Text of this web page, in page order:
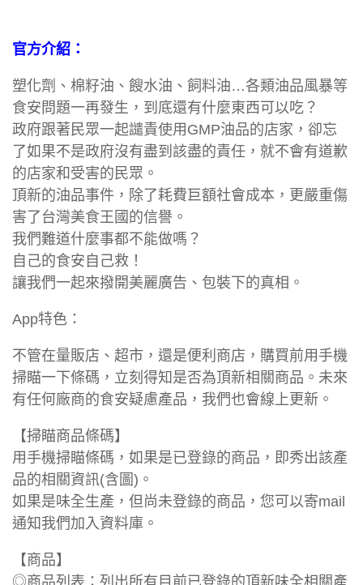
官方介紹：
塑化劑、棉籽油、餿水油、飼料油…各類油品風暴等
食安問題一再發生，到底還有什麼東西可以吃？
政府跟著民眾一起譴責使用GMP油品的店家，卻忘
了如果不是政府沒有盡到該盡的責任，就不會有道歉
的店家和受害的民眾。
頂新的油品事件，除了耗費巨額社會成本，更嚴重傷
害了台灣美食王國的信譽。
我們難道什麼事都不能做嗎？
自己的食安自己救！
讓我們一起來撥開美麗廣告、包裝下的真相。
App特色：
不管在量販店、超市，還是便利商店，購買前用手機
掃瞄一下條碼，立刻得知是否為頂新相關商品。未來
有任何廠商的食安疑慮產品，我們也會線上更新。
【掃瞄商品條碼】
用手機掃瞄條碼，如果是已登錄的商品，即秀出該產
品的相關資訊(含圖)。
如果是味全生產，但尚未登錄的商品，您可以寄mail
通知我們加入資料庫。
【商品】
◎商品列表：列出所有目前已登錄的頂新味全相關產